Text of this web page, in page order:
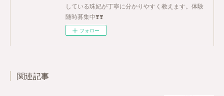
している珠妃が丁寧に分かりやすく教えます。体験
随時募集中❣️❣️
フォロー
関連記事